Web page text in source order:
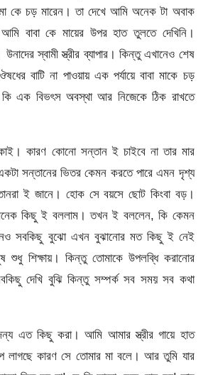
মা কে চড় মারেন। তা দেখে আমি অনেক টা অবাক
বাবা কে মায়ের উপর হাত তুলতে দেখিনি।
স্বামী স্ত্রীর ব্যাপার। কিন্তু এখানেও শেষ
বাটি না পাওয়ায় এক পর্যায়ে বাবা মাকে চড়
কি এক বিভৎস অবস্থা আর নিজেকে ঠিক রাখতে
কারণ কোনো সন্তান ই চাইবে না তার মার
সন্তানের ভিতর কেমন করতে পারে এমন দৃশ্য
ই জানে। হোক সে বয়সে ছোট কিংবা বড়।
কিছু ই বললাম। তখন ই বললেন, কি কেমন
সবকিছু বুঝো এখন বুঝানোর মত কিছু ই নেই
শুধু শিক্ষায়। কিন্তু তোমাকে উপলব্ধি করানোর
দেখি বুঝি কিন্তু সম্পর্ক সব সময় সব কথা
এত কিছু করা। আমি আমার স্ত্রীর গায়ে হাত
লাগছে কারণ সে তোমার মা বলে। আর তুমি যার